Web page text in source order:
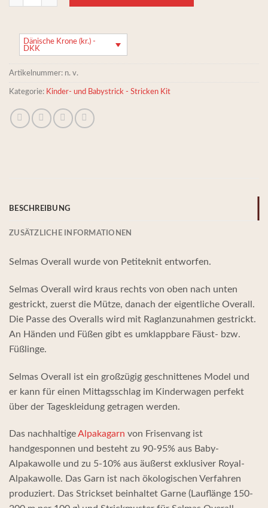
Dänische Krone (kr.) -
DKK
Artikelnummer: n. v.
Kategorie: Kinder- und Babystrick - Stricken Kit
BESCHREIBUNG
ZUSÄTZLICHE INFORMATIONEN
Selmas Overall wurde von Petiteknit entworfen.
Selmas Overall wird kraus rechts von oben nach unten
gestrickt, zuerst die Mütze, danach der eigentliche Overall.
Die Passe des Overalls wird mit Raglanzunahmen gestrickt.
An Händen und Füßen gibt es umklappbare Fäust- bzw.
Füßlinge.
Selmas Overall ist ein großzügig geschnittenes Model und
er kann für einen Mittagsschlag im Kinderwagen perfekt
über der Tageskleidung getragen werden.
Das nachhaltigeAlpakagarn von Frisenvang ist
handgesponnen und besteht zu 90-95% aus Baby-
Alpakawolle und zu 5-10% aus äußerst exklusiver Royal-
Alpakawolle. Das Garn ist nach ökologischen Verfahren
produziert. Das Strickset beinhaltet Garne (Lauflänge 150-